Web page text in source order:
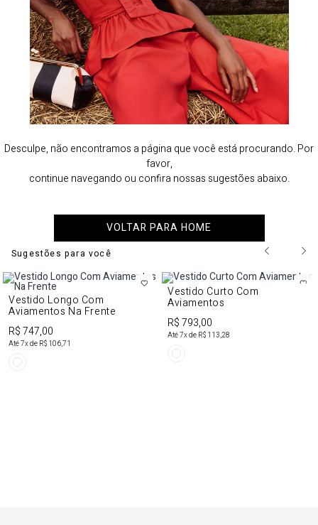
Desculpe, não encontramos a página que você está procurando. Por
favor,
continue navegando ou confira nossas sugestões abaixo.
VOLTAR PARA HOME
Sugestões para você
Vestido Longo Com
Aviamentos Na Frente
R$ 747,00
Até7x de R$ 106,71
Vestido Curto Com
Aviamentos
R$ 793,00
Até7x de R$ 113,28